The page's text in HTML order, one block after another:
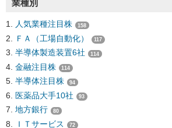
業種別
人気業種注目株 158
ＦＡ（工場自動化） 117
半導体製造装置6社 114
金融注目株 114
半導体注目株 94
医薬品大手10社 93
地方銀行 80
ＩＴサービス 72